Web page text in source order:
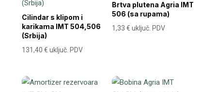
Cilindar s klipom i
karikama IMT 504,506
(Srbija)
131,40 € uključ. PDV
Brtva plutena Agria IMT
506 (sa rupama)
1,33€ uključ. PDV